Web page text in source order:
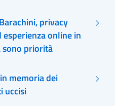
privacy
esperienza online in
sono priorità
memoria dei
uccisi